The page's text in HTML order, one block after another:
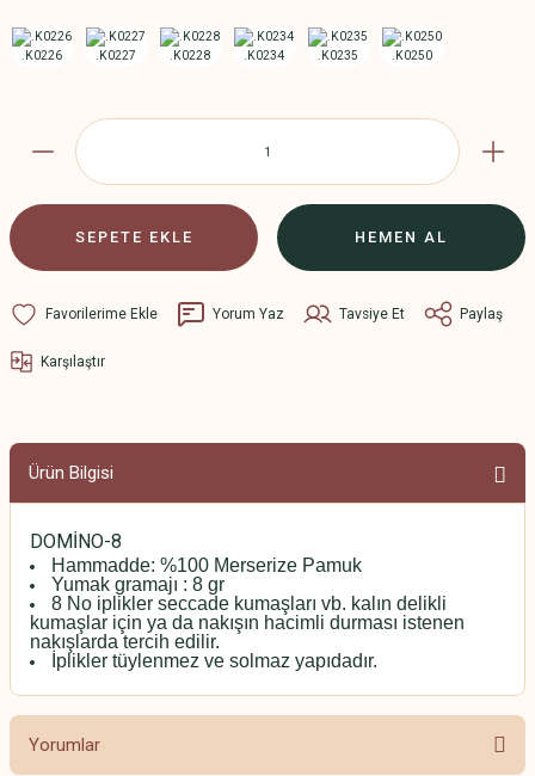
SEPETE EKLE HEMEN AL
Yorum Yaz Tavsiye Et Paylaş
Karşılaştır
Ürün Bilgisi
DOMİNO-8
Hammadde: %100 Merserize Pamuk
Yumak gramajı : 8 gr
8 No iplikler seccade kumaşları vb. kalın delikli
kumaşlar için ya da nakışın hacimli durması istenen
nakışlarda tercih edilir.
İplikler tüylenmez ve solmaz yapıdadır.
Yorumlar